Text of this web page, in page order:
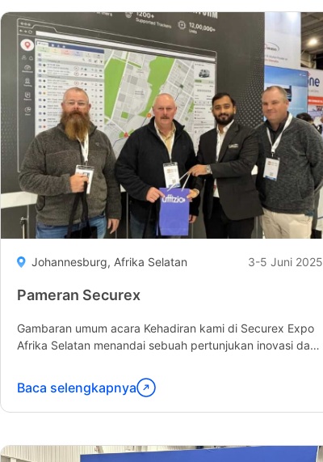
Expo
South
Africa"
Johannesburg, Afrika Selatan 3-5 Juni 2025
Pameran Securex
Gambaran umum acara Kehadiran kami di Securex Expo
Afrika Selatan menandai sebuah pertunjukan inovasi dan
Lanjutkan
membaca
Expo"
Baca selengkapnya